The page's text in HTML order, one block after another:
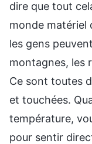
dire que tout
monde matériel
les gens
montagnes, les
Ce sont toutes
et touchées.
température,
pour sentir